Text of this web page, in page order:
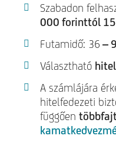
Szabadon
000 forinttól
Futamidő: 36 –
Választható
A számlájára
hitelfedezeti
függően